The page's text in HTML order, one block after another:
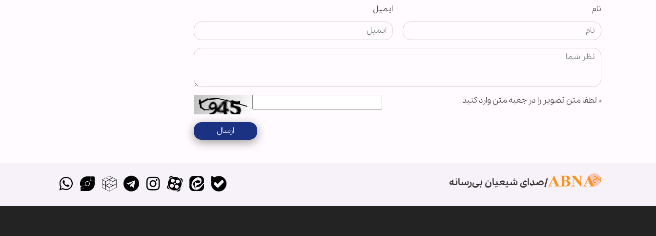
نام ایمیل
* لطفا متن تصویر را در جعبه متن وارد کنید
ارسال
صدای شیعیان بی‌رسانه